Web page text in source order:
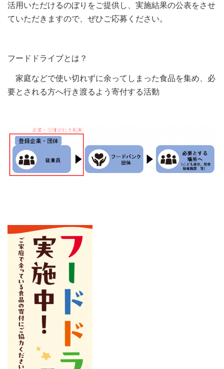
活用いただけるのぼりをご提供し、実施結果の公表をさせ
ていただきますので、ぜひご応募ください。
フードドライブとは？
家庭などで使い切れずに余ってしまった食品を集め、必
要とされる方へ行き渡るよう寄付する活動